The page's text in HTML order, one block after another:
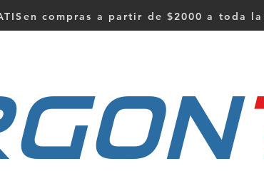
compras a partir de $2000 a toda